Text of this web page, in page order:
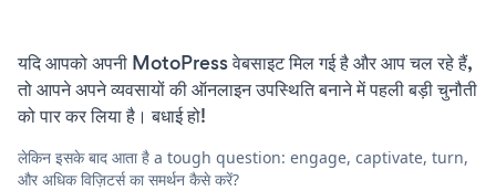
यदि आपको अपनी MotoPress वेबसाइट मिल गई है और आप चल रहे हैं,
तो आपने अपने व्यवसायों की ऑनलाइन उपस्थिति बनाने में पहली बड़ी चुनौती
को पार कर लिया है। बधाई हो!
लेकिन इसके बाद आता है a tough question: engage, captivate, turn,
और अधिक विज़िटर्स का समर्थन कैसे करें?